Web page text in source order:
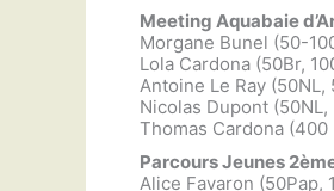
Meeting Aquabaie
Morgane Bunel (50-
Lola Cardona (50Br,
Antoine Le Ray
Nicolas Dupont
Thomas Cardona (400
Parcours Jeunes
Alice Favaron (50Pap,